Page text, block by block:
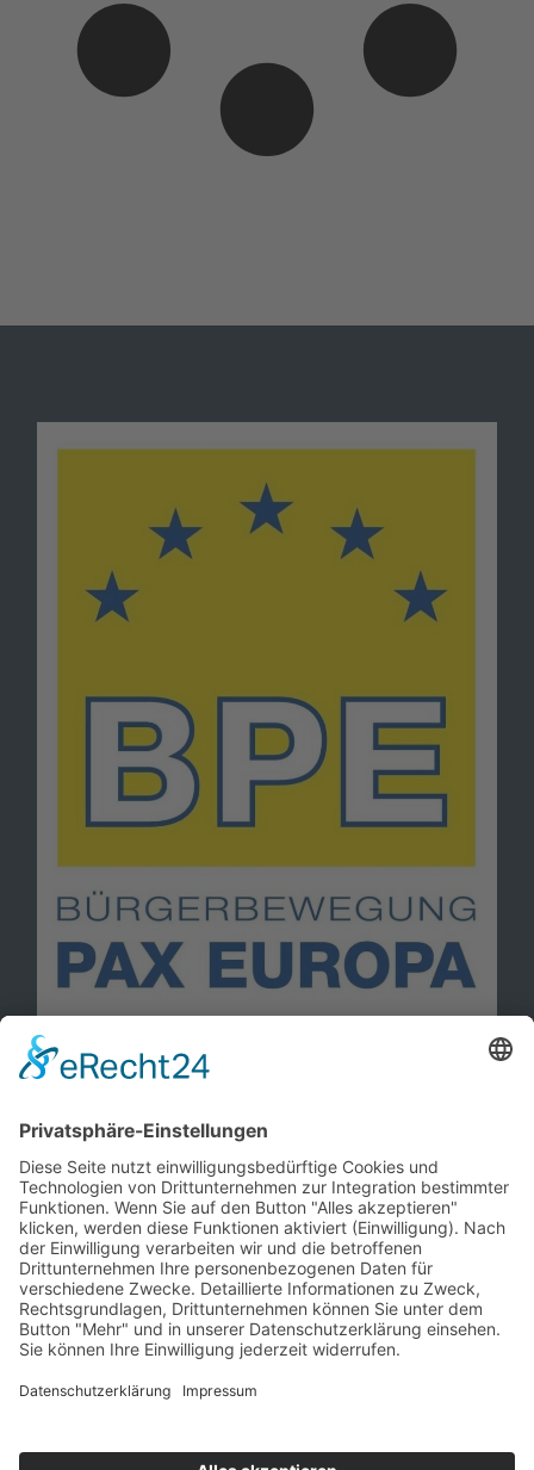
Kontakt
Mitglied werden!
Impressum
Datenschutz
Copyright 2023. All rights reserved.